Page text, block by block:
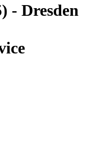
- Dresden